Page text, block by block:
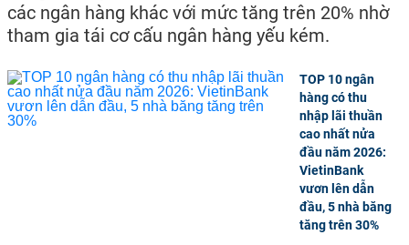
các ngân hàng khác với mức tăng trên 20% nhờ
tham gia tái cơ cấu ngân hàng yếu kém.
TOP 10 ngân
hàng có thu
nhập lãi thuần
cao nhất nửa
đầu năm 2026:
VietinBank
vươn lên dẫn
đầu, 5 nhà băng
tăng trên 30%